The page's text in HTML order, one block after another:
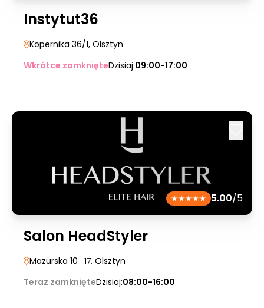
Instytut36
Kopernika 36/1, Olsztyn
Wkrótce zamknięteDzisiaj:09:00-17:00
5.00/5
Salon HeadStyler
Mazurska 10 | 17, Olsztyn
Teraz zamknięteDzisiaj:08:00-16:00